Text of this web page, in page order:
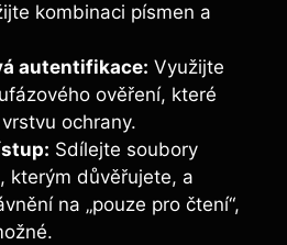
kombinaci‌ písmen ‍a
autentifikace: Využijte
⁤ověření, které
ochrany.
Sdílejte soubory
kterým důvěřujete, ⁢a
na „pouze pro čtení“,